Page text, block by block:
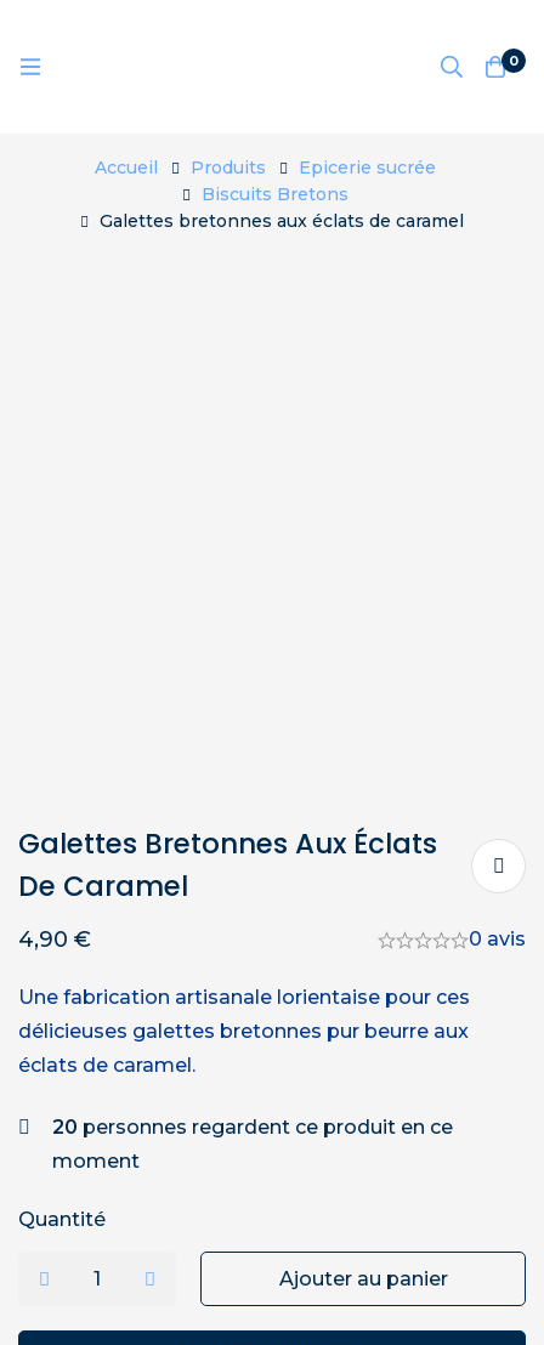
0
Accueil Produits
Epicerie sucrée
Biscuits Bretons
Galettes bretonnes aux éclats de caramel
Galettes Bretonnes Aux Éclats
De Caramel
4,90 € 0 avis
Une fabrication artisanale lorientaise pour ces
délicieuses galettes bretonnes pur beurre aux
éclats de caramel.
20 personnes regardent ce produit en ce
moment
Quantité
Ajouter au panier